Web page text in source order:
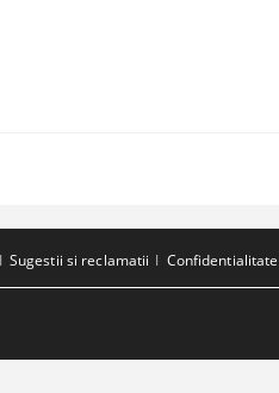
Sugestii si reclamatii Confidentialitate